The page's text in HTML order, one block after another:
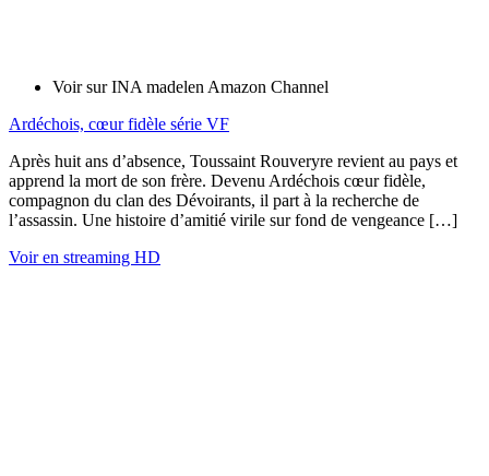
Voir sur INA madelen Amazon Channel
Ardéchois, cœur fidèle série VF
Après huit ans d’absence, Toussaint Rouveryre revient au pays et
apprend la mort de son frère. Devenu Ardéchois cœur fidèle,
compagnon du clan des Dévoirants, il part à la recherche de
l’assassin. Une histoire d’amitié virile sur fond de vengeance […]
Voir en streaming HD